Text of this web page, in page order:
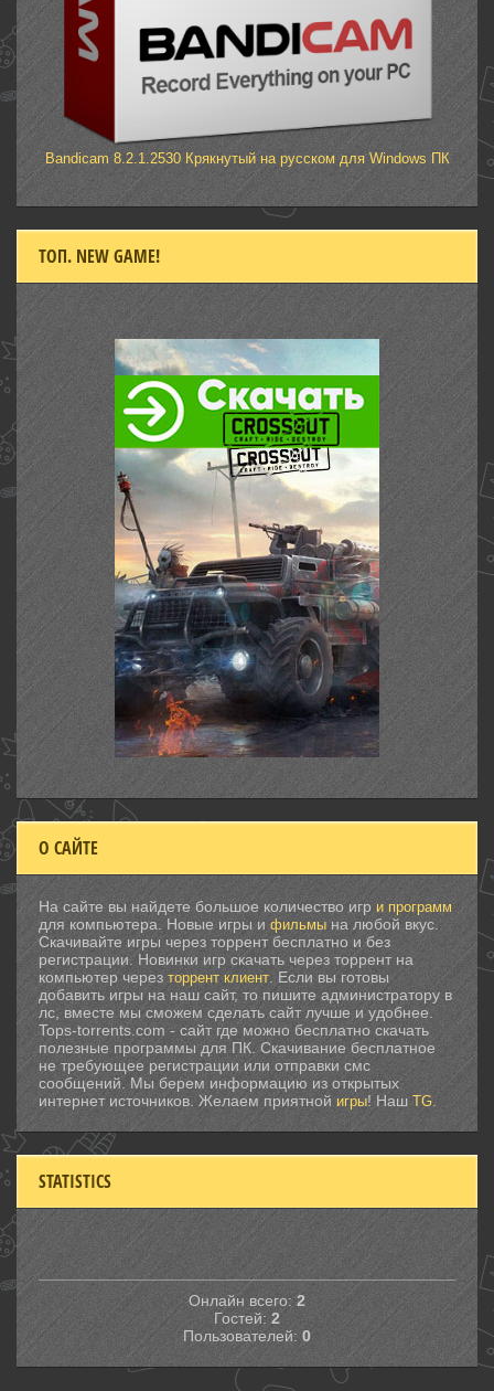
Bandicam 8.2.1.2530 Крякнутый на русском для Windows ПК
ТОП. NEW GAME!
О САЙТЕ
На сайте вы найдете большое количество игр и программ
для компьютера. Новые игры и фильмы на любой вкус.
Скачивайте игры через торрент бесплатно и без
регистрации. Новинки игр скачать через торрент на
компьютер через торрент клиент. Если вы готовы
добавить игры на наш сайт, то пишите администратору в
лс, вместе мы сможем сделать сайт лучше и удобнее.
Tops-torrents.com - сайт где можно бесплатно скачать
полезные программы для ПК. Скачивание бесплатное
не требующее регистрации или отправки смс
сообщений. Мы берем информацию из открытых
интернет источников. Желаем приятной игры! Наш TG.
STATISTICS
Онлайн всего: 2
Гостей: 2
Пользователей: 0